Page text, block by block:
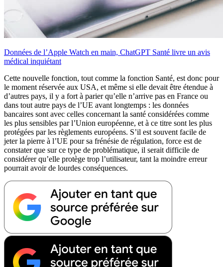
Données de l’Apple Watch en main, ChatGPT Santé livre un avis
médical inquiétant
Cette nouvelle fonction, tout comme la fonction Santé, est donc pour
le moment réservée aux USA, et même si elle devait être étendue à
d’autres pays, il y a fort à parier qu’elle n’arrive pas en France ou
dans tout autre pays de l’UE avant longtemps : les données
bancaires sont avec celles concernant la santé considérées comme
les plus sensibles par l’Union européenne, et à ce titre sont les plus
protégées par les règlements européens. S’il est souvent facile de
jeter la pierre à l’UE pour sa frénésie de régulation, force est de
constater que sur ce type de problématique, il serait difficile de
considérer qu’elle protège trop l’utilisateur, tant la moindre erreur
pourrait avoir de lourdes conséquences.